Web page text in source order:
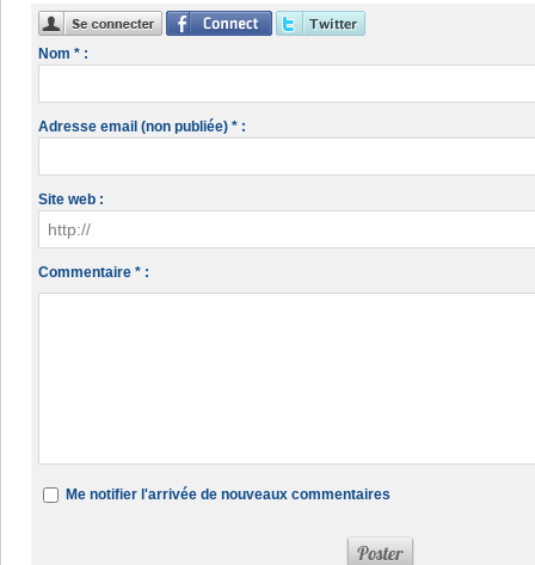
Nom * :
Adresse email (non publiée) * :
Site web :
Commentaire * :
Me notifier l'arrivée de nouveaux commentaires